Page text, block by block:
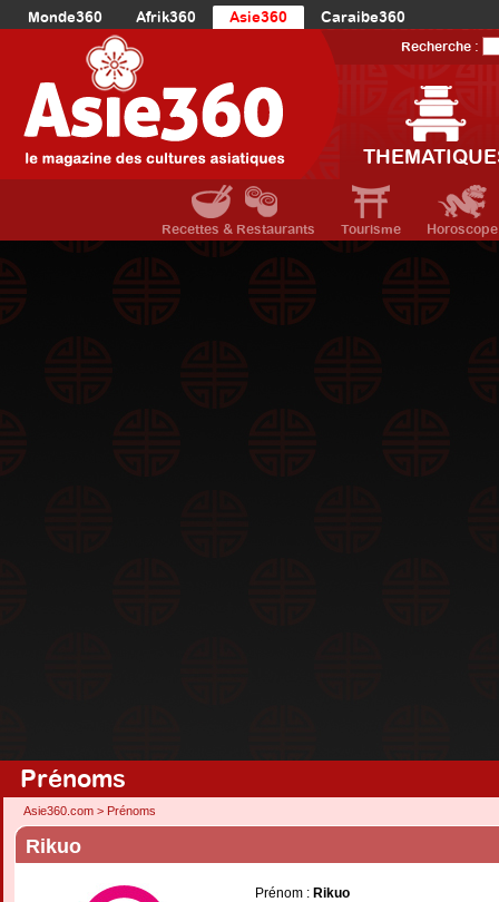
Monde360 Afrik360 Asie360
Caraibe360
Europe360
AmériqueDuNord360
Océanie360
Recherche :
Recettes & Restaurants Tourisme Horoscope
Prénoms
Asie360.com > Prénoms
Rikuo
Prénom : Rikuo